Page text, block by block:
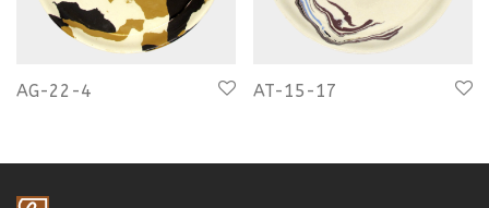
AG-22-4 AT-15-17